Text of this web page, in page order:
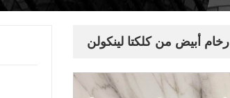
رخام أبيض من كلكتا لينكولن